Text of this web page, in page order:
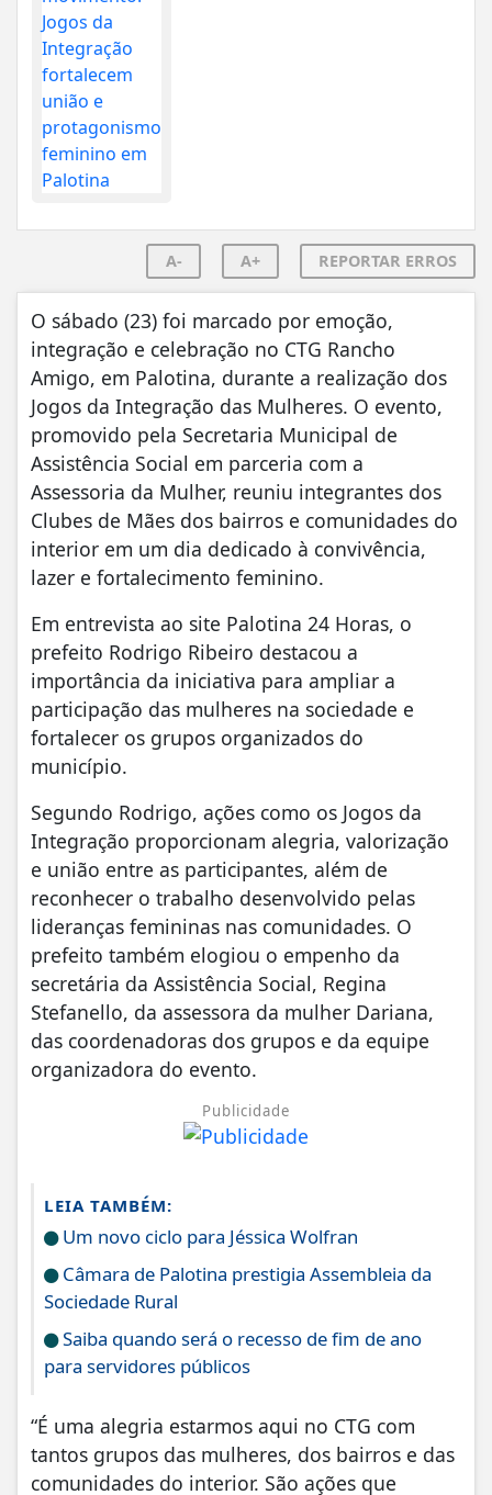
A- A+ REPORTAR ERROS
O sábado (23) foi marcado por emoção,
integração e celebração no CTG Rancho
Amigo, em Palotina, durante a realização dos
Jogos da Integração das Mulheres. O evento,
promovido pela Secretaria Municipal de
Assistência Social em parceria com a
Assessoria da Mulher, reuniu integrantes dos
Clubes de Mães dos bairros e comunidades do
interior em um dia dedicado à convivência,
lazer e fortalecimento feminino.
Em entrevista ao site Palotina 24 Horas, o
prefeito Rodrigo Ribeiro destacou a
importância da iniciativa para ampliar a
participação das mulheres na sociedade e
fortalecer os grupos organizados do
município.
Segundo Rodrigo, ações como os Jogos da
Integração proporcionam alegria, valorização
e união entre as participantes, além de
reconhecer o trabalho desenvolvido pelas
lideranças femininas nas comunidades. O
prefeito também elogiou o empenho da
secretária da Assistência Social, Regina
Stefanello, da assessora da mulher Dariana,
das coordenadoras dos grupos e da equipe
organizadora do evento.
Publicidade
LEIA TAMBÉM:
Um novo ciclo para Jéssica Wolfran
Câmara de Palotina prestigia Assembleia da
Sociedade Rural
Saiba quando será o recesso de fim de ano
para servidores públicos
“É uma alegria estarmos aqui no CTG com
tantos grupos das mulheres, dos bairros e das
comunidades do interior. São ações que